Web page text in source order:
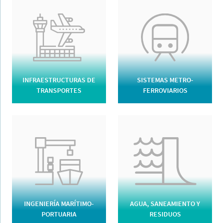
INFRAESTRUCTURAS DE
TRANSPORTES
SISTEMAS METRO-
FERROVIARIOS
INGENIERÍA MARÍTIMO-
PORTUARIA
AGUA, SANEAMIENTO Y
RESIDUOS